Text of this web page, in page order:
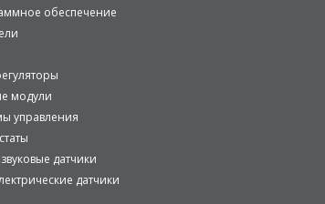
обеспечение
модули
управления
датчики
датчики